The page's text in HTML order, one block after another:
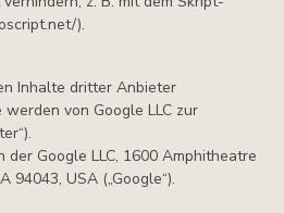
).
Inhalte dritter Anbieter
von Google LLC zur
Google LLC, 1600 Amphitheatre
94043, USA („Google“).